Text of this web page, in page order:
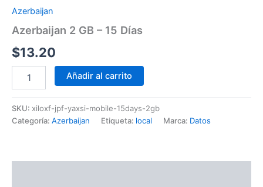
Azerbaijan
Azerbaijan 2 GB – 15 Días
$13.20
Añadir al carrito
SKU: xiloxf-jpf-yaxsi-mobile-15days-2gb
Categoría: Azerbaijan Etiqueta: local Marca: Datos